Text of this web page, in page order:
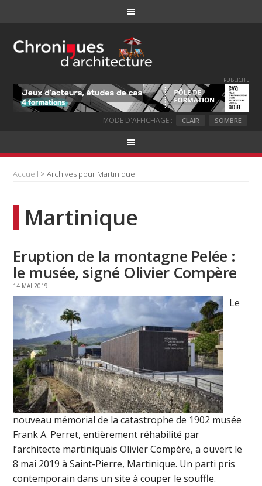
PUBLICITE
MODE D'AFFICHAGE : CLAIR SOMBRE
Accueil > Archives pour Martinique
Martinique
Eruption de la montagne Pelée :
le musée, signé Olivier Compère
14 MAI 2019
Le
nouveau mémorial de la catastrophe de 1902 musée
Frank A. Perret, entièrement réhabilité par
l’architecte martiniquais Olivier Compère, a ouvert le
8 mai 2019 à Saint-Pierre, Martinique. Un parti pris
contemporain dans un site à couper le souffle.